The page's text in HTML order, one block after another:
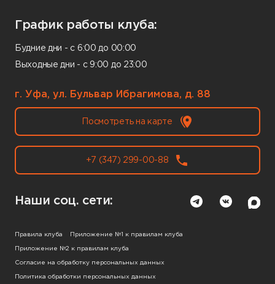
График работы клуба:
Будние дни - с 6:00 до 00:00
Выходные дни - с 9:00 до 23:00
г. Уфа, ул. Бульвар Ибрагимова, д. 88
Посмотреть на карте
+7 (347) 299-00-88
Наши соц. сети:
Правила клуба Приложение №1 к правилам клуба
Приложение №2 к правилам клуба
Согласие на обработку персональных данных
Политика обработки персональных данных